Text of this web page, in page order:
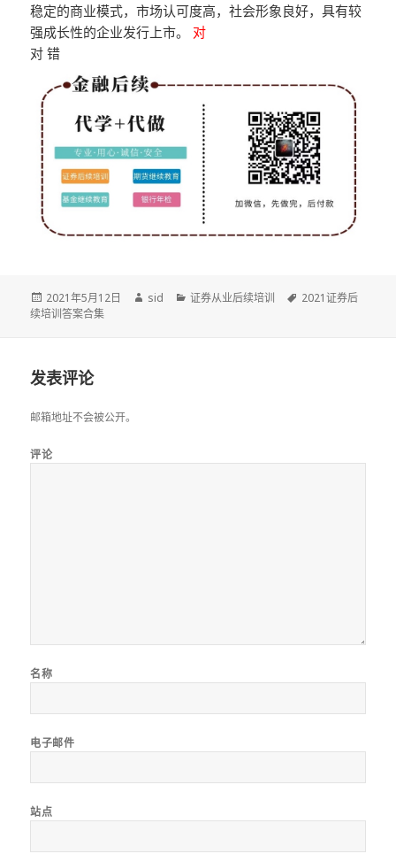
稳定的商业模式，市场认可度高，社会形象良好，具有较
强成长性的企业发行上市。 对
对 错
发
布
2021年5月12日
作
sid
分
证券从业后续培训
标
2021证券后
续培训答案合集
发表评论
邮箱地址不会被公开。
评论
名称
电子邮件
站点